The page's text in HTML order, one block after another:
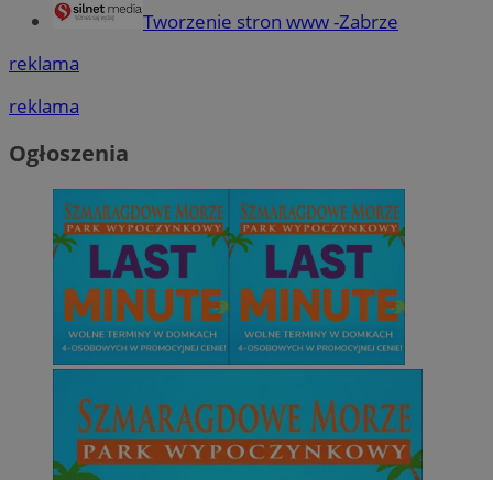
Tworzenie stron www -Zabrze
reklama
reklama
Ogłoszenia